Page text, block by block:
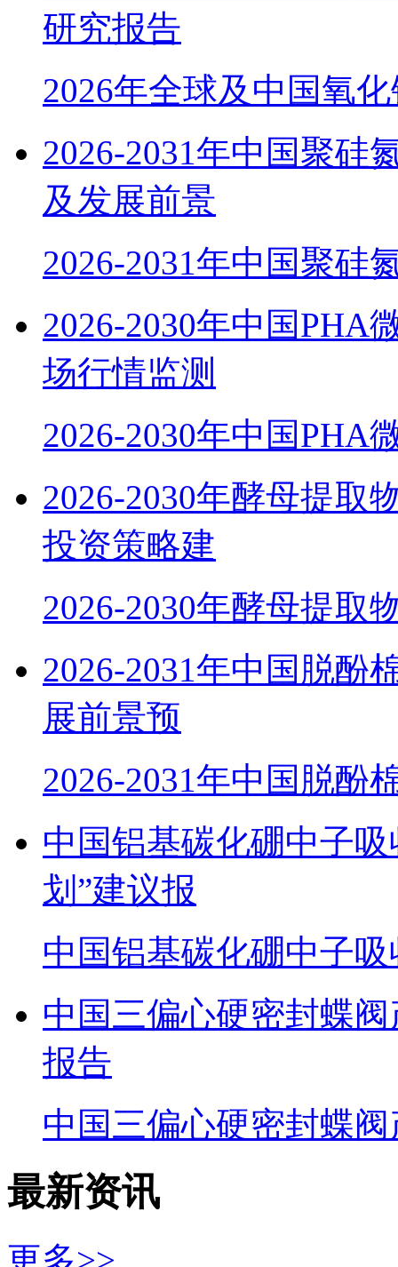
研究报告
2026年全球及中国氧
2026-2031年中国聚硅
及发展前景
2026-2031年中国聚硅
2026-2030年中国PHA
场行情监测
2026-2030年中国PHA
2026-2030年酵母提取
投资策略建
2026-2030年酵母提取
2026-2031年中国脱酚
展前景预
2026-2031年中国脱酚
中国铝基碳化硼中子
划”建议报
中国铝基碳化硼中子
中国三偏心硬密封蝶
报告
中国三偏心硬密封蝶
最新资讯
更多>>